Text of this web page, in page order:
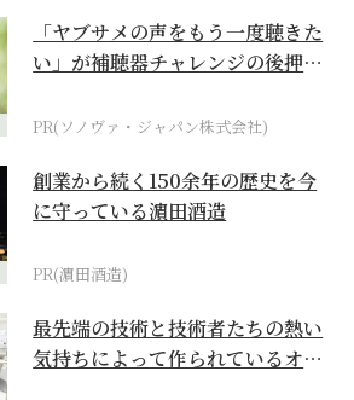
「ヤブサメの声をもう一度聴きた
い」が補聴器チャレンジの後押し
PR(ソノヴァ・ジャパン株式会社)
創業から続く150余年の歴史を今
に守っている濵田酒造
PR(濵田酒造)
最先端の技術と技術者たちの熱い
気持ちによって作られているオー